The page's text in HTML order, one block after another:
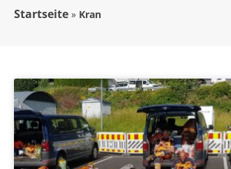
Startseite » Kran